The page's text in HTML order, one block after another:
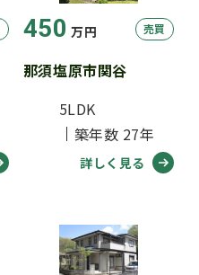
450 万円 売買
那須塩原市関谷
5LDK
築年数 27年
詳しく見る